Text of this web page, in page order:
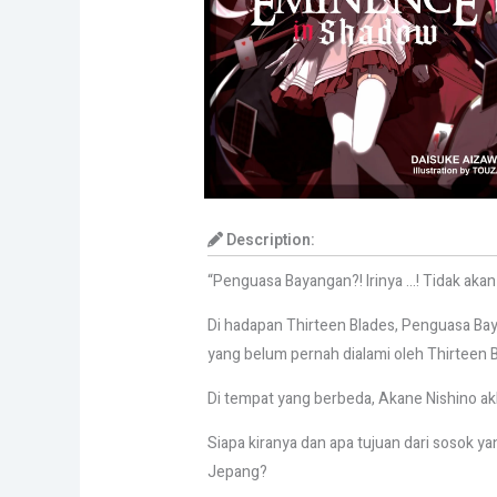
Description:
“Penguasa Bayangan?! Irinya …! Tidak
Di hadapan Thirteen Blades, Penguasa
yang belum pernah dialami oleh Thirteen
Di tempat yang berbeda, Akane Nishino
Siapa kiranya dan apa tujuan dari sosok
Jepang?